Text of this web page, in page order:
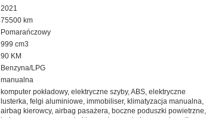
2021
75500 km
Pomarańczowy
999 cm3
90 KM
Benzyna/LPG
manualna
komputer pokładowy, elektryczne szyby, ABS, elektryczne
lusterka, felgi aluminiowe, immobiliser, klimatyzacja manualna,
airbag kierowcy, airbag pasażera, boczne poduszki powietrzne,